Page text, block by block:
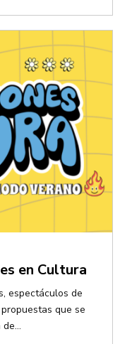
en Cultura
espectáculos de
que se